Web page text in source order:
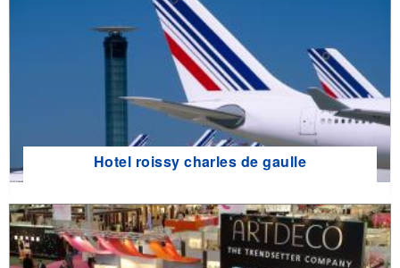
Hotel roissy charles de gaulle